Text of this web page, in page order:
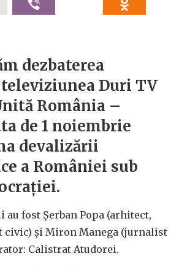
dezbaterea
Duri TV
România –
de 1 noiembrie
devalizării
a României sub
fost Șerban Popa (arhitect,
și Miron Manega (jurnalist
Calistrat Atudorei.